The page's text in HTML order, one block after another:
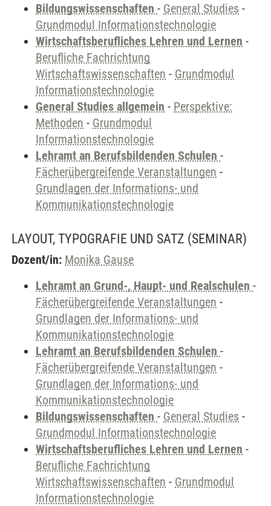
Bildungswissenschaften - General Studies -
Grundmodul Informationstechnologie
Wirtschaftsberufliches Lehren und Lernen -
Berufliche Fachrichtung
Wirtschaftswissenschaften - Grundmodul
Informationstechnologie
General Studies allgemein - Perspektive:
Methoden - Grundmodul
Informationstechnologie
Lehramt an Berufsbildenden Schulen -
Fächerübergreifende Veranstaltungen -
Grundlagen der Informations- und
Kommunikationstechnologie
LAYOUT, TYPOGRAFIE UND SATZ (SEMINAR)
Dozent/in: Monika Gause
Lehramt an Grund-, Haupt- und Realschulen -
Fächerübergreifende Veranstaltungen -
Grundlagen der Informations- und
Kommunikationstechnologie
Lehramt an Berufsbildenden Schulen -
Fächerübergreifende Veranstaltungen -
Grundlagen der Informations- und
Kommunikationstechnologie
Bildungswissenschaften - General Studies -
Grundmodul Informationstechnologie
Wirtschaftsberufliches Lehren und Lernen -
Berufliche Fachrichtung
Wirtschaftswissenschaften - Grundmodul
Informationstechnologie